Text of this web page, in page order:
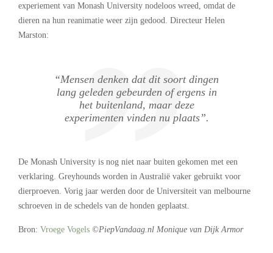
experiement van Monash University nodeloos wreed, omdat de
dieren na hun reanimatie weer zijn gedood. Directeur Helen
Marston:
“Mensen denken dat dit soort dingen
lang geleden gebeurden of ergens in
het buitenland, maar deze
experimenten vinden nu plaats”.
De Monash University is nog niet naar buiten gekomen met een
verklaring. Greyhounds worden in Australië vaker gebruikt voor
dierproeven. Vorig jaar werden door de Universiteit van melbourne
schroeven in de schedels van de honden geplaatst.
Bron: Vroege Vogels ©PiepVandaag.nl Monique van Dijk Armor